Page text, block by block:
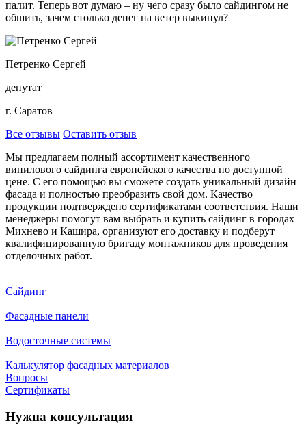
палит. Теперь вот думаю – ну чего сразу было сайдингом не
обшить, зачем столько денег на ветер выкинул?
Петренко Сергей
депутат
г. Саратов
Все отзывы Оставить отзыв
Мы предлагаем полный ассортимент качественного
винилового сайдинга европейского качества по доступной
цене. С его помощью вы сможете создать уникальный дизайн
фасада и полностью преобразить свой дом. Качество
продукции подтверждено сертификатами соответствия. Наши
менеджеры помогут вам выбрать и купить сайдинг в городах
Михнево и Кашира, организуют его доставку и подберут
квалифицированную бригаду монтажников для проведения
отделочных работ.
Сайдинг
Фасадные панели
Водосточные системы
Калькулятор фасадных материалов
Вопросы
Сертификаты
Нужна консультация